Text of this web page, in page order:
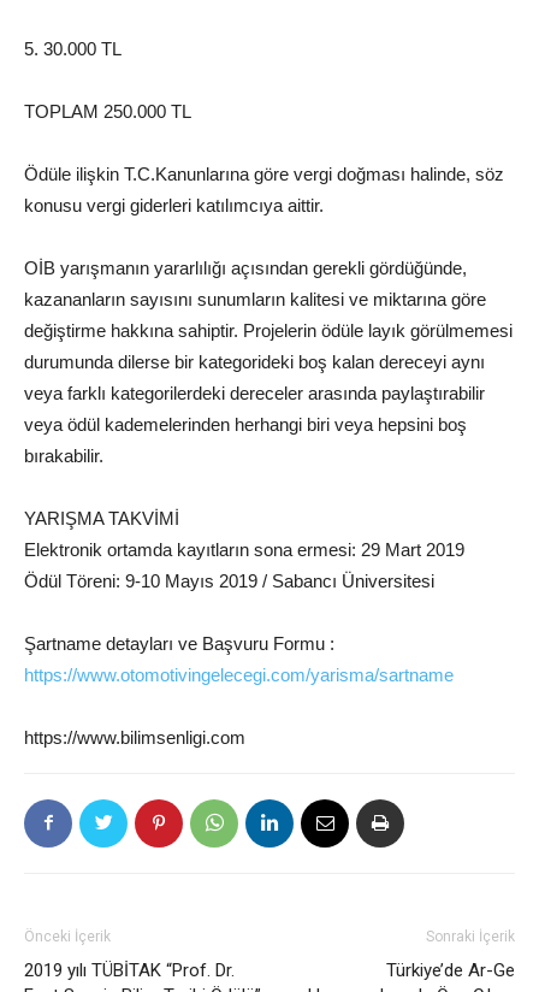
5. 30.000 TL
TOPLAM 250.000 TL
Ödüle ilişkin T.C.Kanunlarına göre vergi doğması halinde, söz
konusu vergi giderleri katılımcıya aittir.
OİB yarışmanın yararlılığı açısından gerekli gördüğünde,
kazananların sayısını sunumların kalitesi ve miktarına göre
değiştirme hakkına sahiptir. Projelerin ödüle layık görülmemesi
durumunda dilerse bir kategorideki boş kalan dereceyi aynı
veya farklı kategorilerdeki dereceler arasında paylaştırabilir
veya ödül kademelerinden herhangi biri veya hepsini boş
bırakabilir.
YARIŞMA TAKVİMİ
Elektronik ortamda kayıtların sona ermesi: 29 Mart 2019
Ödül Töreni: 9-10 Mayıs 2019 / Sabancı Üniversitesi
Şartname detayları ve Başvuru Formu :
https://www.otomotivingelecegi.com/yarisma/sartname
https://www.bilimsenligi.com
Önceki İçerik
2019 yılı TÜBİTAK “Prof. Dr.
Sonraki İçerik
Türkiye’de Ar-Ge